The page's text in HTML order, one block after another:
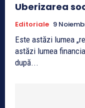
Uberizarea
Editoriale 9
Este astăzi lumea
astăzi lumea
după...